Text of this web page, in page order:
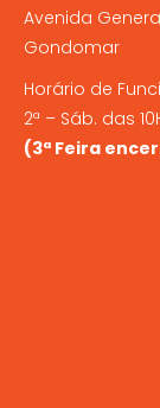
Avenida
Gondomar
Horário de
2ª – Sáb. das
(3ª Feira